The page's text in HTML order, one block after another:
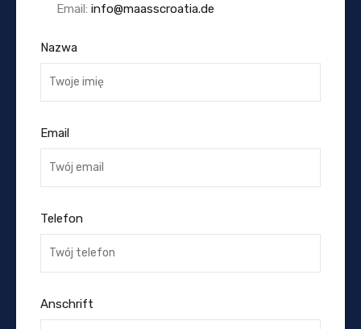
Email: info@maasscroatia.de
Nazwa
Email
Telefon
Anschrift